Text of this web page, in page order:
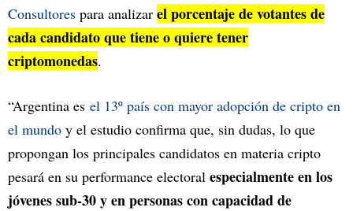
Consultores para analizar el porcentaje de votantes de
cada candidato que tiene o quiere tener
criptomonedas.
“Argentina es el 13º país con mayor adopción de cripto en
el mundo y el estudio confirma que, sin dudas, lo que
propongan los principales candidatos en materia cripto
pesará en su performance electoral especialmente en los
jóvenes sub-30 y en personas con capacidad de